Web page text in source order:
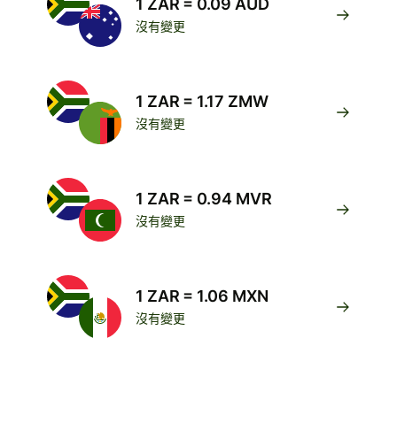
1 ZAR = 0.09 AUD
沒有變更
1 ZAR = 1.17 ZMW
沒有變更
1 ZAR = 0.94 MVR
沒有變更
1 ZAR = 1.06 MXN
沒有變更